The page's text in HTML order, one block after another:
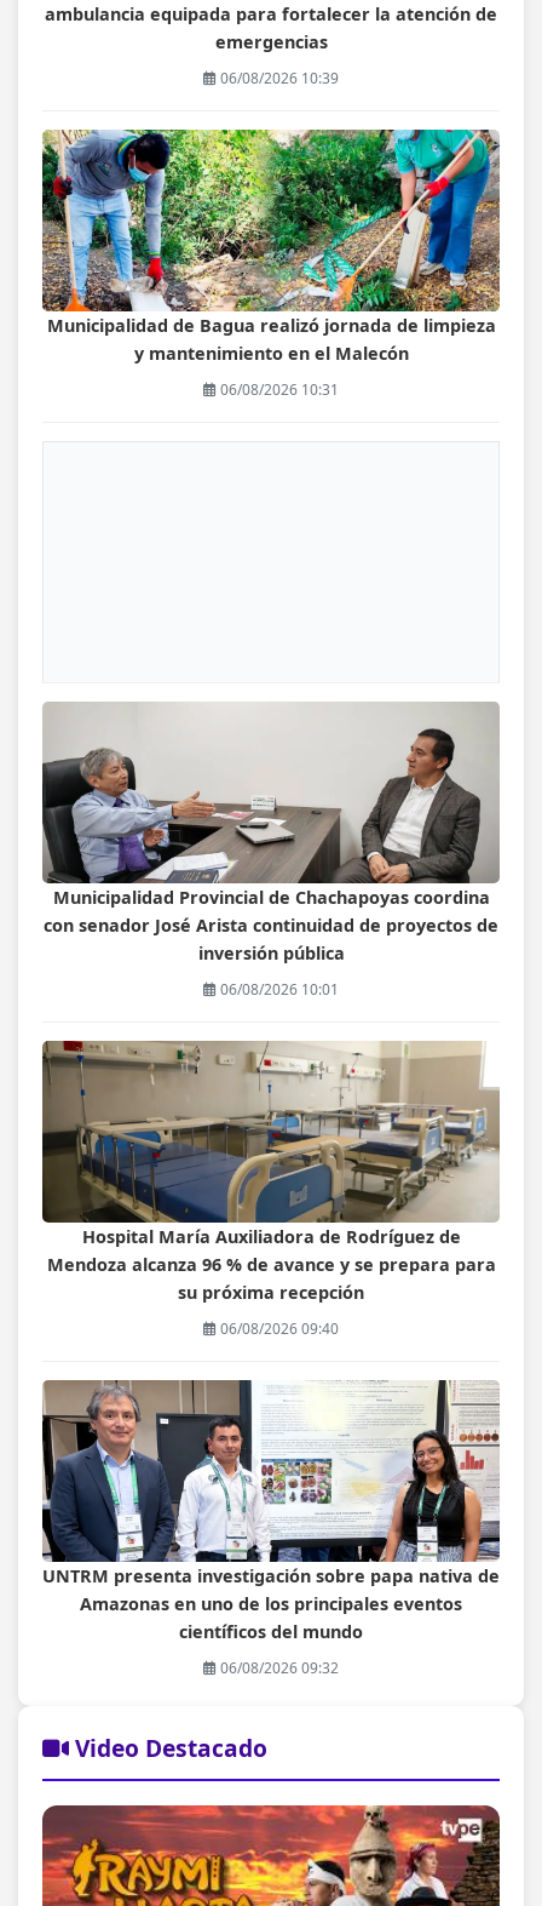
ambulancia equipada para fortalecer la atención de
emergencias
06/08/2026 10:39
Municipalidad de Bagua realizó jornada de limpieza
y mantenimiento en el Malecón
06/08/2026 10:31
Municipalidad Provincial de Chachapoyas coordina
con senador José Arista continuidad de proyectos de
inversión pública
06/08/2026 10:01
Hospital María Auxiliadora de Rodríguez de
Mendoza alcanza 96 % de avance y se prepara para
su próxima recepción
06/08/2026 09:40
UNTRM presenta investigación sobre papa nativa de
Amazonas en uno de los principales eventos
científicos del mundo
06/08/2026 09:32
Video Destacado